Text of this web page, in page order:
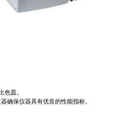
色皿。
确保仪器具有优良的性能指标。